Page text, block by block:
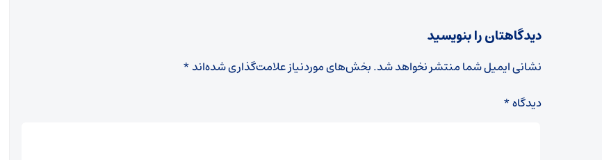
دیدگاهتان را بنویسید
نشانی ایمیل شما منتشر نخواهد شد.بخش‌های موردنیاز علامت‌گذاری شده‌اند*
دیدگاه*